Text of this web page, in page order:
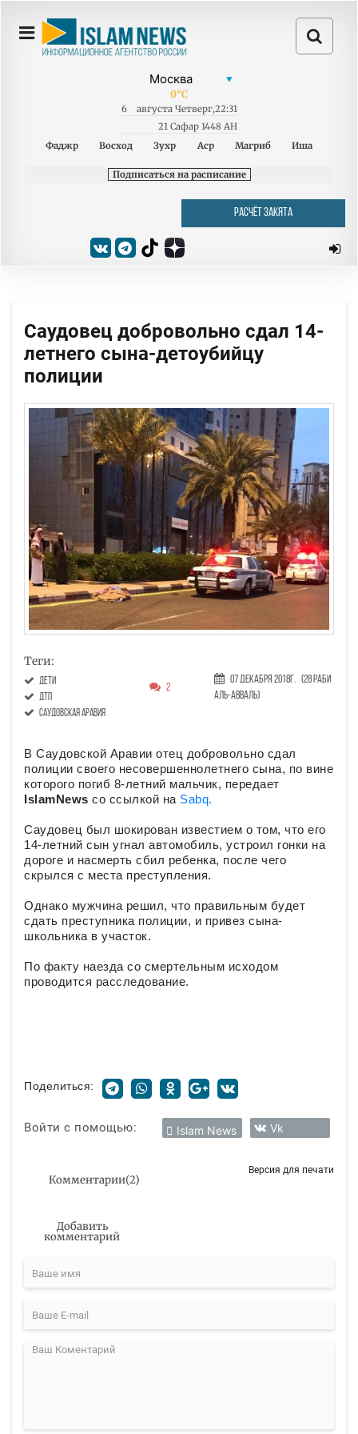
0°C
6 августа Четверг,22:31
21 Сафар 1448 AH
Фаджр
Восход Зухр Аср Магриб Иша
Подписаться на расписание
РАСЧЁТ ЗАКЯТА
Саудовец добровольно сдал 14-
летнего сына-детоубийцу
полиции
Теги:
дети
дтп
саудовская аравия
2
07 Декабря 2018г. (28 Раби
аль-авваль)
В Саудовской Аравии отец добровольно сдал
полиции своего несовершеннолетнего сына, по вине
которого погиб 8-летний мальчик, передает
IslamNews со ссылкой на Sabq.
Саудовец был шокирован известием о том, что его
14-летний сын угнал автомобиль, устроил гонки на
дороге и насмерть сбил ребенка, после чего
скрылся с места преступления.
Однако мужчина решил, что правильным будет
сдать преступника полиции, и привез сына-
школьника в участок.
По факту наезда со смертельным исходом
проводится расследование.
Поделиться:
Войти с помощью: Islam News Vk
Комментарии(2)
Версия для печати
Добавить
комментарий